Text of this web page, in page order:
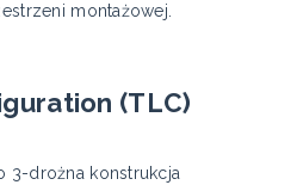
montażowej.
(TLC)
3-drożna konstrukcja